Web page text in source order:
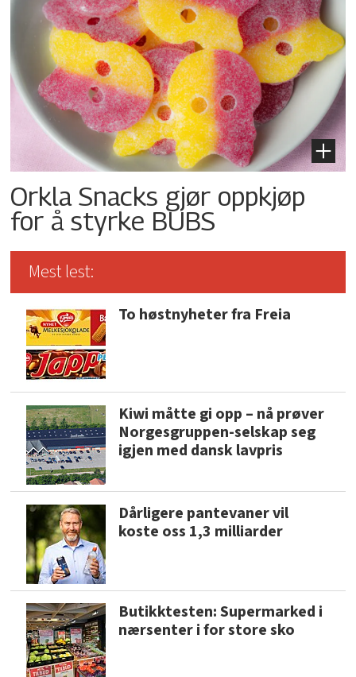
Orkla Snacks gjør oppkjøp
for å styrke BUBS
Mest lest:
To høstnyheter fra Freia
Kiwi måtte gi opp – nå prøver
Norgesgruppen-selskap seg
igjen med dansk lavpris
Dårligere pantevaner vil
koste oss 1,3 milliarder
Butikktesten: Supermarked i
nærsenter i for store sko